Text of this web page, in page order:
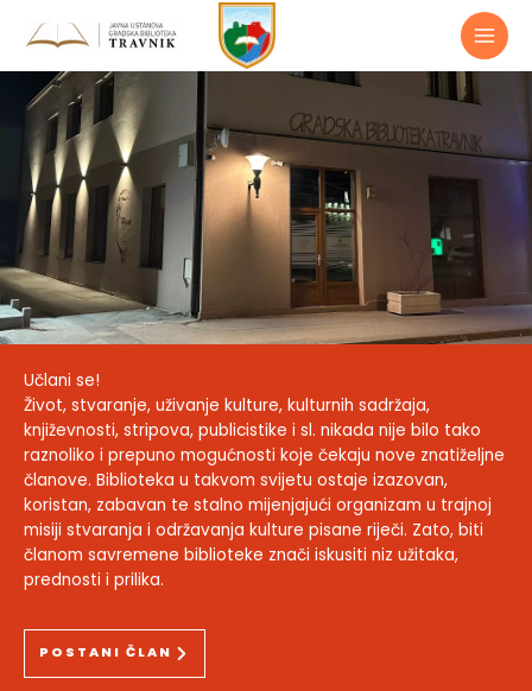
Učlani se!
Život, stvaranje, uživanje kulture, kulturnih sadržaja,
književnosti, stripova, publicistike i sl. nikada nije bilo tako
raznoliko i prepuno mogućnosti koje čekaju nove znatiželjne
članove. Biblioteka u takvom svijetu ostaje izazovan,
koristan, zabavan te stalno mijenjajući organizam u trajnoj
misiji stvaranja i održavanja kulture pisane riječi. Zato, biti
članom savremene biblioteke znači iskusiti niz užitaka,
prednosti i prilika.
POSTANI ČLAN